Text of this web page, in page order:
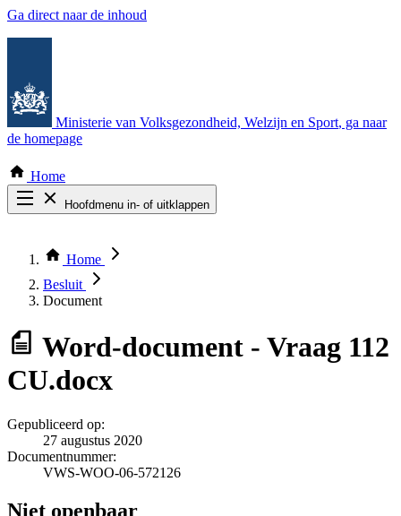
Ga direct naar de inhoud
Ministerie van Volksgezondheid, Welzijn en Sport, ga naar
de homepage
Home
Hoofdmenu in- of uitklappen
Thema COVID-19
Bekijk per bestuursorgaan
Home
Besluit
Document
Word-document - Vraag 112
CU.docx
Gepubliceerd op:
27 augustus 2020
Documentnummer:
VWS-WOO-06-572126
Niet openbaar